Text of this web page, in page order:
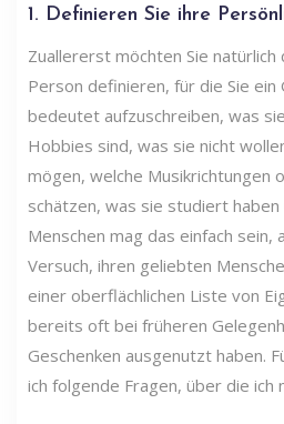
1. Definieren Sie ihre
Zuallererst möchten Sie
Person definieren, für die Sie ein
bedeutet aufzuschreiben, was
Hobbies sind, was sie nicht
mögen, welche Musikrichtungen
schätzen, was sie studiert haben
Menschen mag das einfach
Versuch, ihren geliebten
einer oberflächlichen Liste von
bereits oft bei früheren
Geschenken ausgenutzt haben.
ich folgende Fragen, über die ich